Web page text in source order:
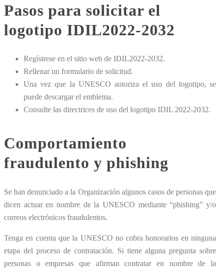
Pasos para solicitar el
logotipo IDIL2022-2032
Regístrese en el sitio web de IDIL2022-2032.
Rellenar un formulario de solicitud.
Una vez que la UNESCO autoriza el uso del logotipo, se
puede descargar el emblema.
Consulte las directrices de uso del logotipo IDIL 2022-2032.
Comportamiento
fraudulento y phishing
Se han denunciado a la Organización algunos casos de personas que
dicen actuar en nombre de la UNESCO mediante “phishing” y/o
correos electrónicos fraudulentos.
Tenga en cuenta que la UNESCO no cobra honorarios en ninguna
etapa del proceso de contratación. Si tiene alguna pregunta sobre
personas o empresas que afirman contratar en nombre de la